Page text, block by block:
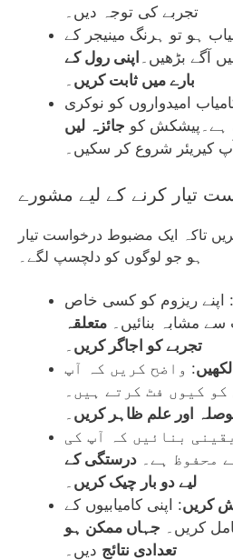
تجربے کی توجہ دیں۔
ہو تو ہرنگ مینیجر کے
آگے بڑھیں۔ اپنی رول کے
بارے میں ثابت کریں ۔
امیدواروں کو نوکری
کو جائزہ لیں
کیریئر شروع کر سکیں۔
تیار کرنے کے لیے مشورے
تاکہ ایک مضبوط درخواست تیار
ہو جو لوگوں کو دلچسپ لگے۔
: اپنے ریزوم کو کسی خاص
مشابہ بنائیں۔ متعلقہ
تجربے کو اجاگر کریں
: واضح کریں کہ آپ
کیوں فٹ کرتے ہیں۔
اور علم ظاہر کریں
بنائیں کہ آپ کی
محفوظ ہے۔ درستگی کے
لیے دو بار چیک کریں
کریں: اپنی کامیابیوں کے
کریں۔ جہاں ممکن ہو
تعدادی نتائج دیں۔